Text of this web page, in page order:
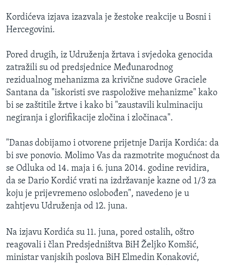
Kordićeva izjava izazvala je žestoke reakcije u Bosni i
Hercegovini.
Pored drugih, iz Udruženja žrtava i svjedoka genocida
zatražili su od predsjednice Međunarodnog
rezidualnog mehanizma za krivične sudove Graciele
Santana da "iskoristi sve raspoložive mehanizme" kako
bi se zaštitile žrtve i kako bi "zaustavili kulminaciju
negiranja i glorifikacije zločina i zločinaca".
"Danas dobijamo i otvorene prijetnje Darija Kordića: da
bi sve ponovio. Molimo Vas da razmotrite mogućnost da
se Odluka od 14. maja i 6. juna 2014. godine revidira,
da se Dario Kordić vrati na izdržavanje kazne od 1/3 za
koju je prijevremeno oslobođen", navedeno je u
zahtjevu Udruženja od 12. juna.
Na izjavu Kordića su 11. juna, pored ostalih, oštro
reagovali i član Predsjedništva BiH Željko Komšić,
ministar vanjskih poslova BiH Elmedin Konaković,